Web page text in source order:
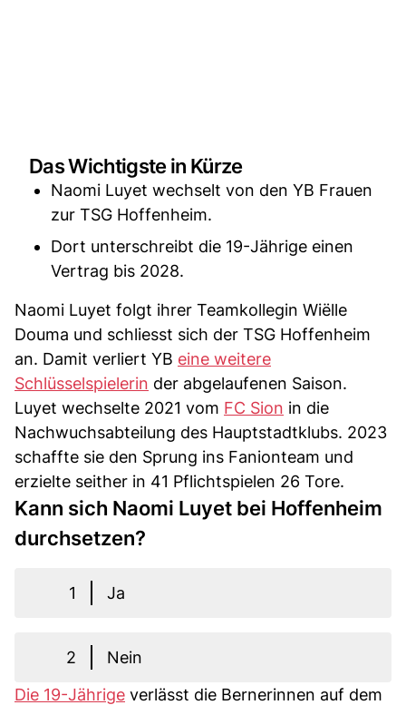
Das Wichtigste in Kürze
Naomi Luyet wechselt von den YB Frauen
zur TSG Hoffenheim.
Dort unterschreibt die 19-Jährige einen
Vertrag bis 2028.
Naomi Luyet folgt ihrer Teamkollegin Wiëlle
Douma und schliesst sich der TSG Hoffenheim
an. Damit verliert YB eine weitere
Schlüsselspielerin der abgelaufenen Saison.
Luyet wechselte 2021 vom FC Sion in die
Nachwuchsabteilung des Hauptstadtklubs. 2023
schaffte sie den Sprung ins Fanionteam und
erzielte seither in 41 Pflichtspielen 26 Tore.
Kann sich Naomi Luyet bei Hoffenheim
durchsetzen?
1 Ja
2
Nein
Die 19-Jährige verlässt die Bernerinnen auf dem